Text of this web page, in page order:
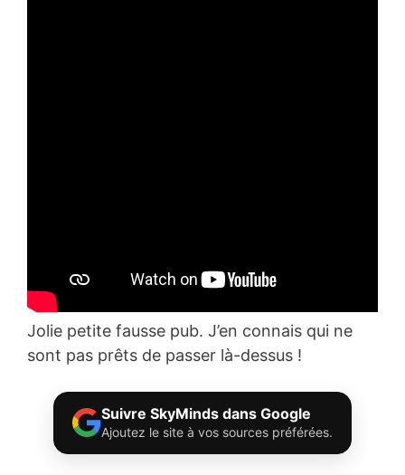
Jolie petite fausse pub. J’en connais qui ne
sont pas prêts de passer là-dessus !
Suivre SkyMinds dans Google
Ajoutez le site à vos sources préférées.